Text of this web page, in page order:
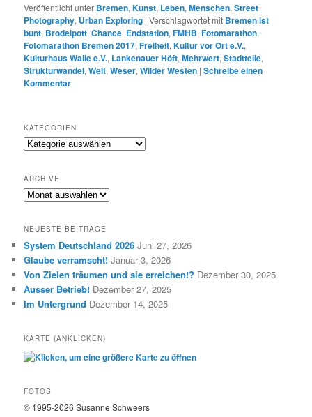
Veröffentlicht unter Bremen,Kunst, Leben,Menschen,Street
Photography, Urban Exploring |Verschlagwortet mit Bremen ist
bunt, Brodelpott,Chance, Endstation,FMHB,Fotomarathon,
Fotomarathon Bremen 2017,Freiheit,Kultur vor Ort e.V.,
Kulturhaus Walle e.V., Lankenauer Höft,Mehrwert,Stadtteile,
Strukturwandel,Welt,Weser,Wilder Westen |Schreibe einen
Kommentar
KATEGORIEN
K
e
g
e
n
ARCHIVE
A
H
I
V
E
NEUESTE BEITRÄGE
System Deutschland 2026 Juni 27, 2026
Glaube verramscht! Januar 3, 2026
Von Zielen träumen und sie erreichen!? Dezember 30, 2025
Ausser Betrieb! Dezember 27, 2025
Im Untergrund Dezember 14, 2025
KARTE (ANKLICKEN)
FOTOS
© 1995-2026 Susanne Schweers